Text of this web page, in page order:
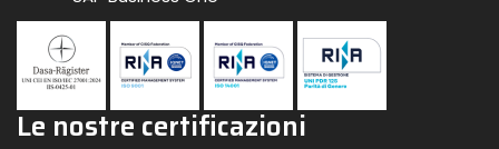
Le nostre certificazioni